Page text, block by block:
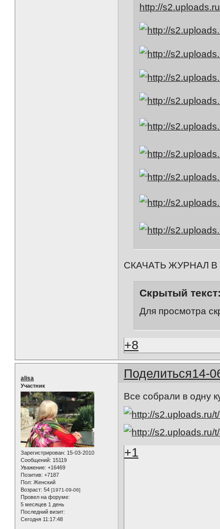
СКАЧАТЬ ЖУРНАЛ В
Скрытый
Для просмотра
+8
Поделиться14-
alisa
Участник
Зарегистрирован: 15-03-2010
Сообщений: 15119
Уважение: +16469
Позитив: +7187
Пол: Женский
Возраст: 54 [1971-09-06]
Провел на форуме:
5 месяцев 1 день
Последний визит:
Сегодня 11:17:48
Все собрали в одну
+1